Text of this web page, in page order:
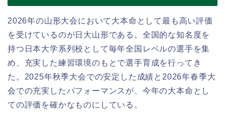
2026年の山形大会において大本命として最も高い評価
を受けているのが日大山形である。全国的な知名度を
持つ日本大学系列校として毎年全国レベルの選手を集
め、充実した練習環境のもとで選手育成を行ってき
た。2025年秋季大会での安定した成績と2026年春季大
会での充実したパフォーマンスが、今年の大本命とし
ての評価を確かなものにしている。